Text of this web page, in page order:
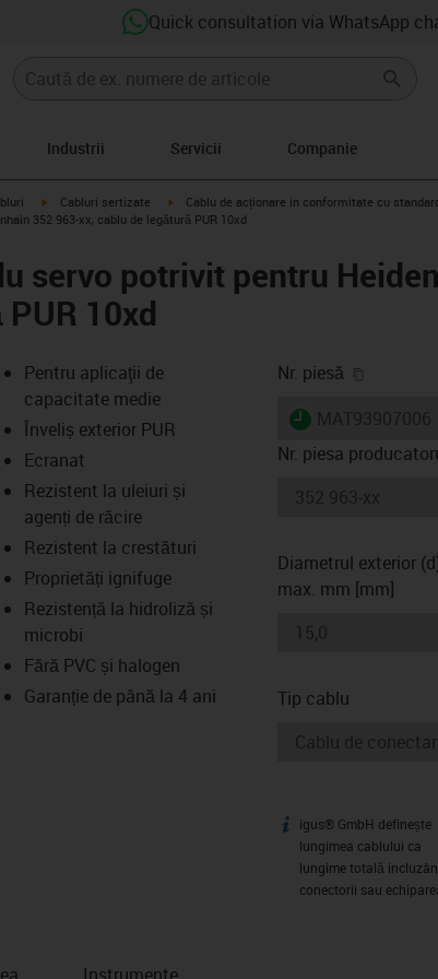
Quick consultation via WhatsApp
Industrii Servicii Companie
igus-icon-arrow-right
Cabluri sertizate igus-icon-arrow-right
Cablu de acționare in conformitate cu
352 963-xx, cablu de legătură PUR 10xd
servo potrivit pentru
10xd
icon-lupe
icon-lupe
Pentru aplicaţii de
capacitate medie
Înveliș exterior PUR
Ecranat
Rezistent la uleiuri și
agenți de răcire
Rezistent la crestături
Proprietăți ignifuge
Rezistență la hidroliză și
microbi
Fără PVC și halogen
Garanție de până la 4 ani
Nr. piesă
igus-icon-
Nr. piesa
Diametrul exterior
max. mm [mm]
Tip cablu
igus-icon-info
igus® GmbH definește
lungimea cablului ca
lungime totală
conectorii sau
Instrumente